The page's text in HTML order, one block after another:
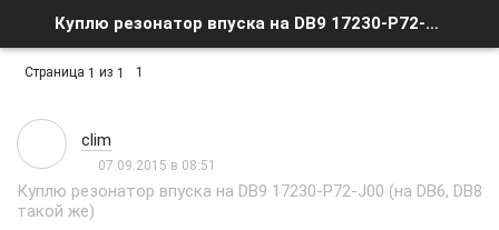
Куплю резонатор впуска на DB9 17230-P72-J00 - Список форумов
Страница 1 из 1 1
clim
07.09.2015 в 08:51
Куплю резонатор впуска на DB9 17230-P72-J00 (на DB6, DB8
такой же)